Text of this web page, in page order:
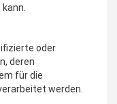
oder
deren
für die
werden.